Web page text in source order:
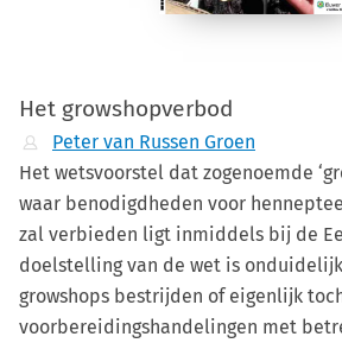
Het growshopverbod
Peter van Russen Groen
Het wetsvoorstel dat zogenoemde
waar benodigdheden voor
zal verbieden ligt inmiddels bij de
doelstelling van de wet is
growshops bestrijden of eigenlijk
voorbereidingshandelingen met